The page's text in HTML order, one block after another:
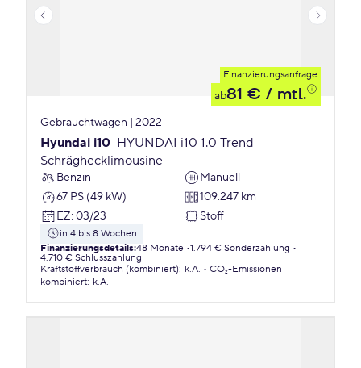
Finanzierungsanfrage
ab81 € / mtl.
Gebrauchtwagen | 2022
Hyundai i10 HYUNDAI i10 1.0 Trend
Schräghecklimousine
Benzin
Manuell
67 PS (49 kW)
109.247 km
EZ: 03/23 Stoff
in 4 bis 8 Wochen
Finanzierungsdetails:48 Monate 1.794 € Sonderzahlung
4.710 € Schlusszahlung
Kraftstoffverbrauch (kombiniert): k.A.
CO₂-Emissionen
kombiniert: k.A.